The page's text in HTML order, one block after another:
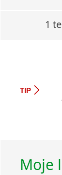
1
TIP
Moje